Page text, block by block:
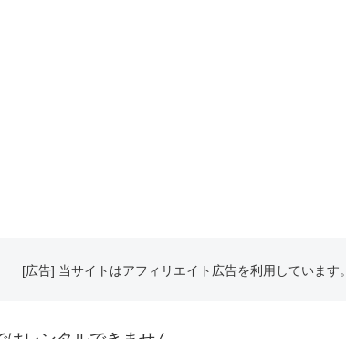
[広告] 当サイトはアフィリエイト広告を利用しています。